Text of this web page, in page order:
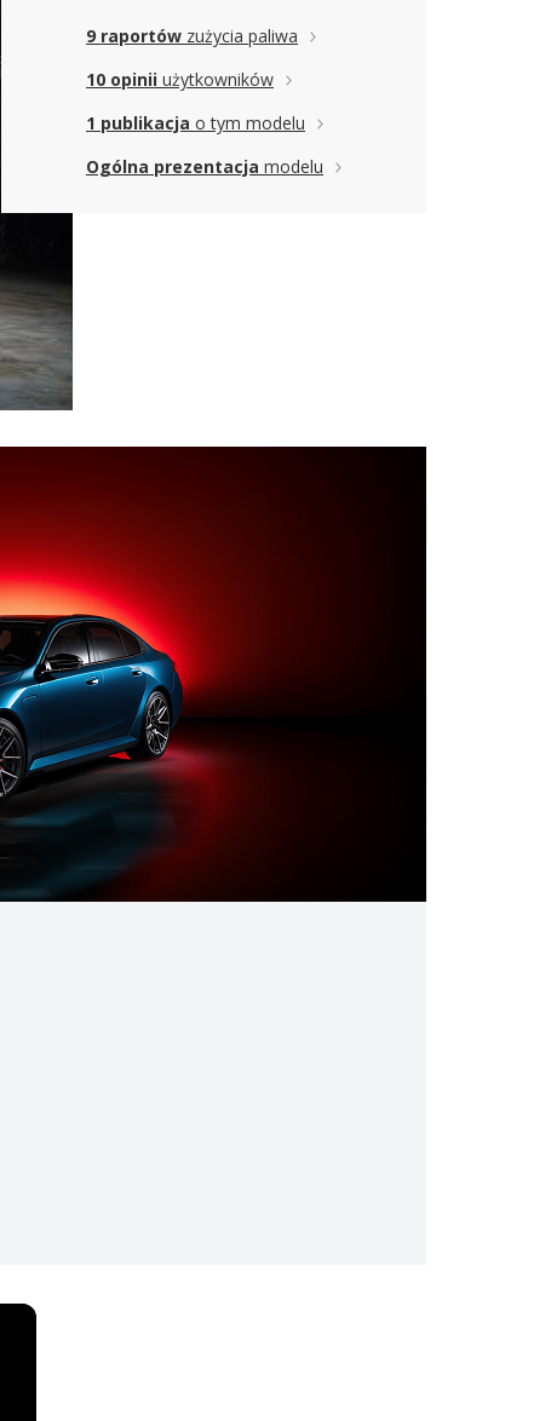
9 raportów zużycia paliwa
10 opinii użytkowników
1 publikacja o tym modelu
Ogólna prezentacja modelu